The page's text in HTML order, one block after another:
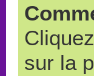
sur la